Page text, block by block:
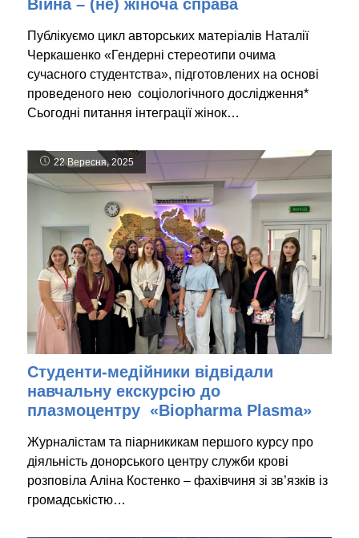
Війна – (не) жіноча справа
Публікуємо цикл авторських матеріалів Наталії
Черкашенко «Гендерні стереотипи очима
сучасного студентства», підготовлених на основі
проведеного нею соціологічного дослідження*
Сьогодні питання інтеграції жінок…
22 Вересня, 2025
Студенти-медійники відвідали
навчальну екскурсію до
плазмоцентру «Biopharma Plasma»
Журналістам та піарникикам першого курсу про
діяльність донорського центру служби крові
розповіла Аліна Костенко – фахівчиня зі зв’язків із
громадськістю…